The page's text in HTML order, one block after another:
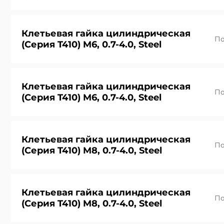
Клетьевая гайка цилиндрическая
(Серия T410) M6, 0.7-4.0, Steel
Клетьевая гайка цилиндрическая
(Серия T410) M6, 0.7-4.0, Steel
Клетьевая гайка цилиндрическая
(Серия T410) M8, 0.7-4.0, Steel
Клетьевая гайка цилиндрическая
(Серия T410) M8, 0.7-4.0, Steel
Я
Я
Я